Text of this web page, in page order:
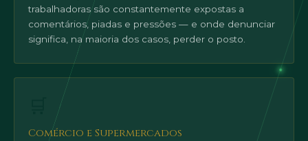
trabalhadoras são constantemente expostas a
comentários, piadas e pressões — e onde denunciar
significa, na maioria dos casos, perder o posto.
Comércio e Supermercados